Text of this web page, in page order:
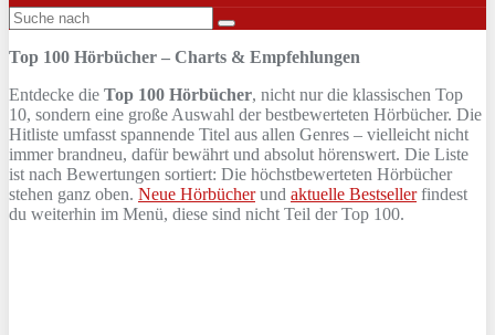
Top 100 Hörbücher – Charts & Empfehlungen
Entdecke die Top 100 Hörbücher, nicht nur die klassischen Top
10, sondern eine große Auswahl der bestbewerteten Hörbücher. Die
Hitliste umfasst spannende Titel aus allen Genres – vielleicht nicht
immer brandneu, dafür bewährt und absolut hörenswert. Die Liste
ist nach Bewertungen sortiert: Die höchstbewerteten Hörbücher
stehen ganz oben. Neue Hörbücherund aktuelle Bestsellerfindest
du weiterhin im Menü, diese sind nicht Teil der Top 100.